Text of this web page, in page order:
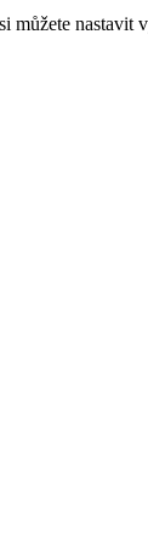
si můžete nastavit